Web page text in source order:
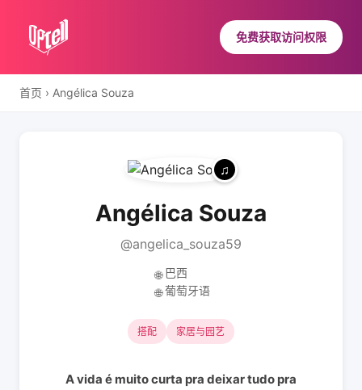
免费获取访问权限
首页 › Angélica Souza
Angélica Souza
@angelica_souza59
🌐 巴西
🌐 葡萄牙语
搭配 家居与园艺
A vida é muito curta pra deixar tudo pra